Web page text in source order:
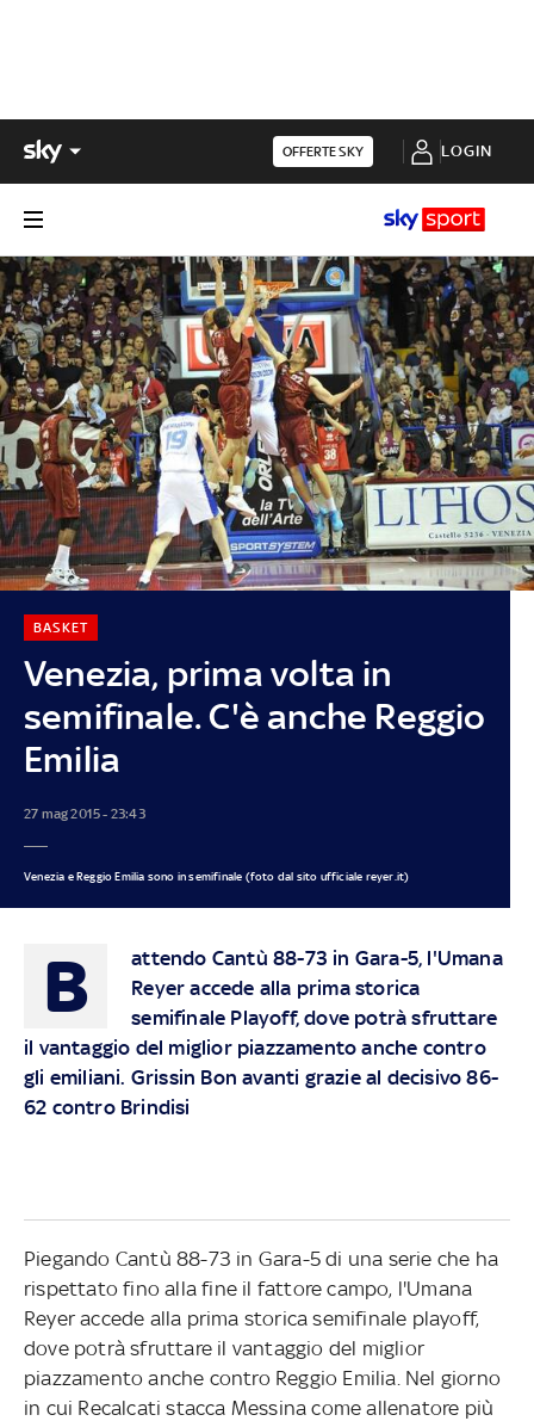
OFFERTE SKY LOGIN
Venezia, prima volta in
semifinale. C'è anche Reggio
Emilia
BASKET
27 mag 2015 - 23:43
Venezia e Reggio Emilia sono in semifinale (foto dal sito ufficiale reyer.it)
B
attendo Cantù 88-73 in Gara-5, l'Umana
Reyer accede alla prima storica
semifinale Playoff, dove potrà sfruttare
il vantaggio del miglior piazzamento anche contro
gli emiliani. Grissin Bon avanti grazie al decisivo 86-
62 contro Brindisi
Piegando Cantù 88-73 in Gara-5 di una serie che ha
rispettato fino alla fine il fattore campo, l'Umana
Reyer accede alla prima storica semifinale playoff,
dove potrà sfruttare il vantaggio del miglior
piazzamento anche contro Reggio Emilia. Nel giorno
in cui Recalcati stacca Messina come allenatore più